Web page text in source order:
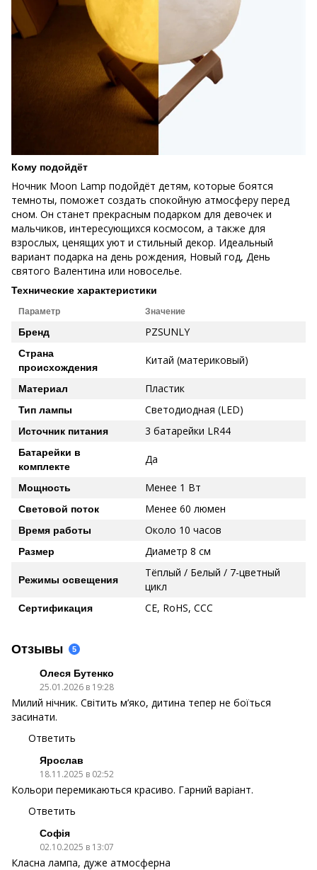
Кому подойдёт
Ночник Moon Lamp подойдёт детям, которые боятся
темноты, поможет создать спокойную атмосферу перед
сном. Он станет прекрасным подарком для девочек и
мальчиков, интересующихся космосом, а также для
взрослых, ценящих уют и стильный декор. Идеальный
вариант подарка на день рождения, Новый год, День
святого Валентина или новоселье.
Технические характеристики
Параметр Значение
Бренд PZSUNLY
Страна
происхождения
Китай (материковый)
Материал Пластик
Тип лампы Светодиодная (LED)
Источник питания 3 батарейки LR44
Батарейки в
комплекте
Да
Мощность Менее 1 Вт
Световой поток Менее 60 люмен
Время работы Около 10 часов
Размер Диаметр 8 см
Режимы освещения
Тёплый / Белый / 7-цветный
цикл
Сертификация CE, RoHS, CCC
Отзывы 5
Олеся Бутенко
25.01.2026 в 19:28
Милий нічник. Світить м’яко, дитина тепер не боїться
засинати.
Ответить
Ярослав
18.11.2025 в 02:52
Кольори перемикаються красиво. Гарний варіант.
Ответить
Софія
02.10.2025 в 13:07
Класна лампа, дуже атмосферна